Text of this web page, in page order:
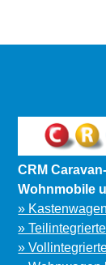
CRM
Wohnmobile
»
»
»